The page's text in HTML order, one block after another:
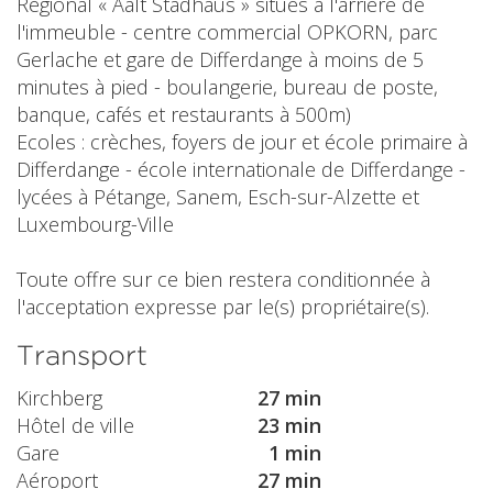
l'immeuble - centre commercial OPKORN, parc
Gerlache et gare de Differdange à moins de 5
minutes à pied - boulangerie, bureau de poste,
banque, cafés et restaurants à 500m)
Ecoles : crèches, foyers de jour et école primaire à
Differdange - école internationale de Differdange -
lycées à Pétange, Sanem, Esch-sur-Alzette et
Luxembourg-Ville
Toute offre sur ce bien restera conditionnée à
l'acceptation expresse par le(s) propriétaire(s).
Transport
Kirchberg
27 min
Hôtel de ville
23 min
Gare
1 min
Aéroport
27 min